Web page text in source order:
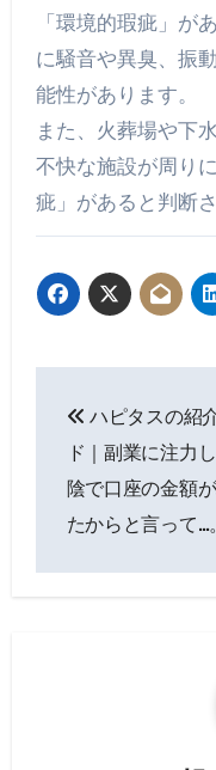
「環境的瑕疵」が
に騒音や異臭、振
能性があります。
また、火葬場や下
不快な施設が周り
疵」があると判断
ナ
ビ
ゲ
ハピタスの紹
ド｜副業に注力
陰で口座の金額
たからと言って…。